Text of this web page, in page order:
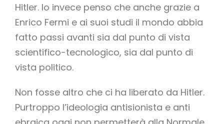
Hitler. Io invece penso che anche grazie a
Enrico Fermi e ai suoi studi il mondo abbia
fatto passi avanti sia dal punto di vista
scientifico-tecnologico, sia dal punto di
vista politico.
Non fosse altro che ci ha liberato da Hitler.
Purtroppo l’ideologia antisionista e anti